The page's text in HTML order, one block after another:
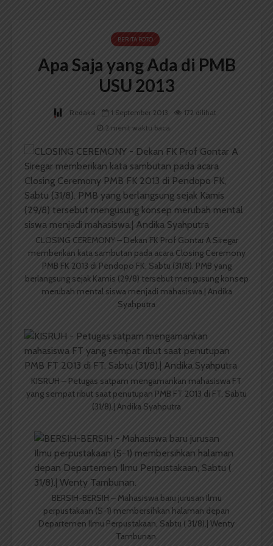
BERITA FOTO
Apa Saja yang Ada di PMB
USU 2013
Redaksi 1 September 2013
172 dilihat
2 menit waktu baca
CLOSING CEREMONY – Dekan FK Prof Gontar A Siregar
memberikan kata sambutan pada acara Closing Ceremony
PMB FK 2013 di Pendopo FK, Sabtu (31/8). PMB yang
berlangsung sejak Kamis (29/8) tersebut mengusung konsep
merubah mental siswa menjadi mahasiswa.| Andika
Syahputra
KISRUH – Petugas satpam mengamankan mahasiswa FT
yang sempat ribut saat penutupan PMB FT 2013 di FT, Sabtu
(31/8).| Andika Syahputra
BERSIH-BERSIH – Mahasiswa baru jurusan Ilmu
perpustakaan (S-1) membersihkan halaman depan
Departemen Ilmu Perpustakaan, Sabtu ( 31/8).| Wenty
Tambunan.